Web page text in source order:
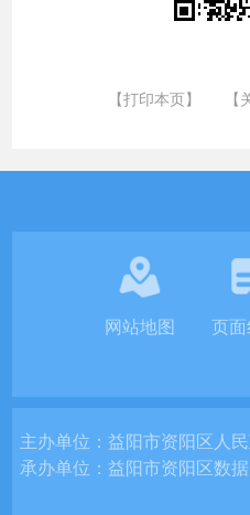
【打印本页】 【
网站地图 页
主办单位：益阳市资阳区人
承办单位：益阳市资阳区数